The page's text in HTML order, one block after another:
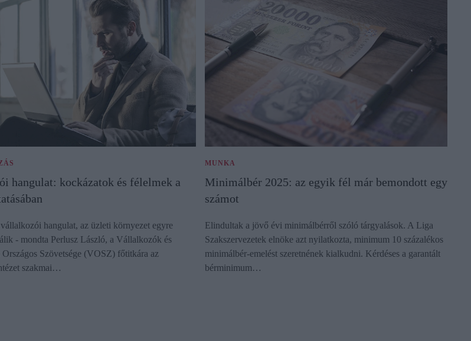
hangulat: kockázatok és félelmek a
hangulat, az üzleti környezet egyre
- mondta Perlusz László, a Vállalkozók és
Szövetsége (VOSZ) főtitkára az
szakmai…
MUNKA
Minimálbér 2025: az egyik fél már bemondott egy
számot
Elindultak a jövő évi minimálbérről szóló tárgyalások. A Liga
Szakszervezetek elnöke azt nyilatkozta, minimum 10 százalékos
minimálbér-emelést szeretnének kialkudni. Kérdéses a garantált
bérminimum…